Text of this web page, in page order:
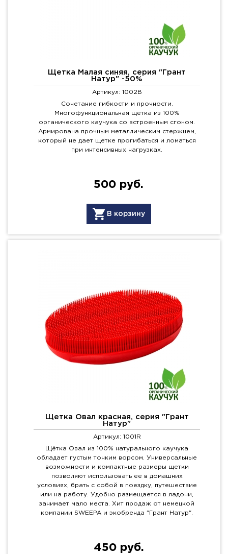
Щетка Малая синяя, серия "Грант
Натур" -50%
Артикул: 1002B
Сочетание гибкости и прочности.
Многофункциональная щетка из 100%
органического каучука со встроенным сгоном.
Армирована прочным металлическим стержнем,
который не дает щетке прогибаться и ломаться
при интенсивных нагрузках.
500 руб.
В корзину
Щетка Овал красная, серия "Грант
Натур"
Артикул: 1001R
Щётка Овал из 100% натурального каучука
обладает густым тонким ворсом. Универсальные
возможности и компактные размеры щетки
позволяют использовать ее в домашних
условиях, брать с собой в поездку, путешествие
или на работу. Удобно размещается в ладони,
занимает мало места. Хит продаж от немецкой
компании SWEEPA и экобренда "Грант Натур".
450 руб.